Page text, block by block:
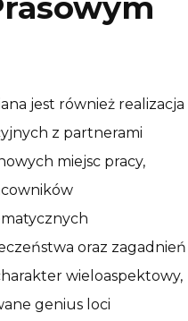
jest również realizacja
z partnerami
miejsc pracy,
oraz zagadnień
wieloaspektowy,
genius loci